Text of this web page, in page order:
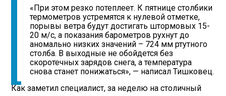
«При этом резко потеплеет. К пятнице столбики
термометров устремятся к нулевой отметке,
порывы ветра будут достигать штормовых 15-
20 м/с, а показания барометров рухнут до
аномально низких значений – 724 мм ртутного
столба. В выходные не обойдется без
скоротечных зарядов снега, а температура
снова станет понижаться», — написал Тишковец.
Как заметил специалист, за неделю на столичный